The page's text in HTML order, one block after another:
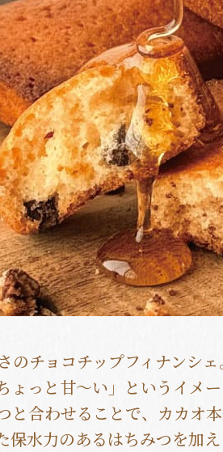
チョコチップフィナンシェ
ょっと甘～い」というイメ
と合わせることで、カカオ
保水力のあるはちみつを加